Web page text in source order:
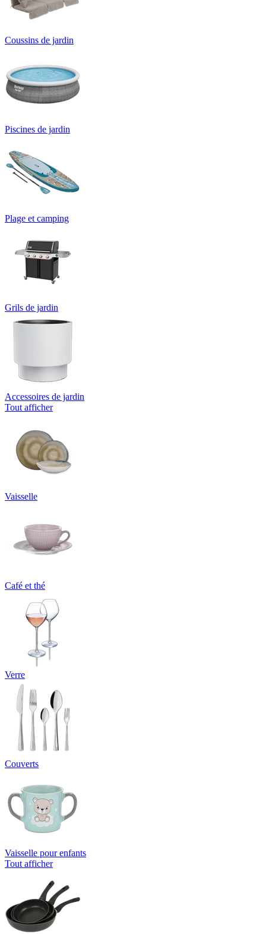
Coussins de jardin
Piscines de jardin
Plage et camping
Grils de jardin
Accessoires de jardin
Tout afficher
Vaisselle
Café et thé
Verre
Couverts
Vaisselle pour enfants
Tout afficher